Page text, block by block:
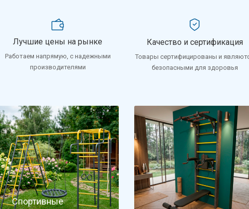
Лучшие цены на рынке
Работаем напрямую, с надежными
производителями
Качество и сертификация
Товары сертифицированы и
безопасными для здоровья
Спортивные